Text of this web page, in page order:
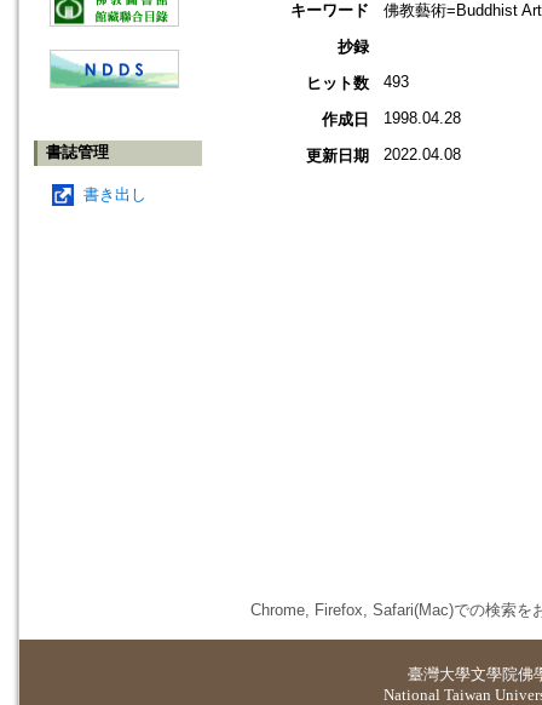
書誌管理
書き出し
キーワード
佛教藝術=Buddhist
抄録
ヒット数
493
作成日 1998.04.28
更新日期 2022.04.08
Chrome, Firefox, Safari(Mac)での検索を
臺灣大學文學院佛
National Taiwan